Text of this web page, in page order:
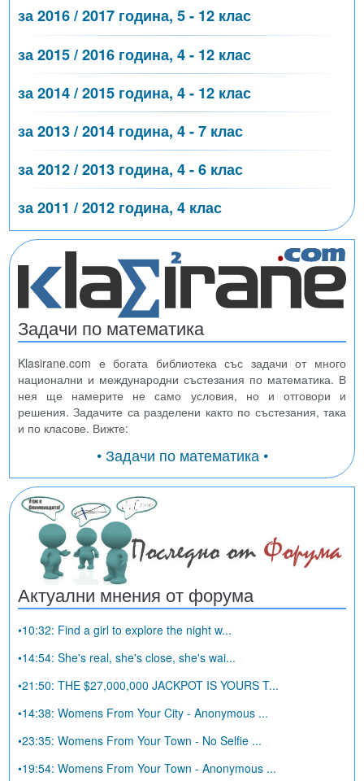
за 2016 / 2017 година, 5 - 12 клас
за 2015 / 2016 година, 4 - 12 клас
за 2014 / 2015 година, 4 - 12 клас
за 2013 / 2014 година, 4 - 7 клас
за 2012 / 2013 година, 4 - 6 клас
за 2011 / 2012 година, 4 клас
Задачи по математика
Klasirane.com е богата библиотека със задачи от много
национални и международни състезания по математика. В
нея ще намерите не само условия, но и отговори и
решения. Задачите са разделени както по състезания, така
и по класове. Вижте:
• Задачи по математика •
Актуални мнения от форума
•10:32: Find a girl to explore the night w...
•14:54: She's real, she's close, she's wai...
•21:50: THE $27,000,000 JACKPOT IS YOURS T...
•14:38: Womens From Your City - Anonymous ...
•23:35: Womens From Your Town - No Selfie ...
•19:54: Womens From Your Town - Anonymous ...